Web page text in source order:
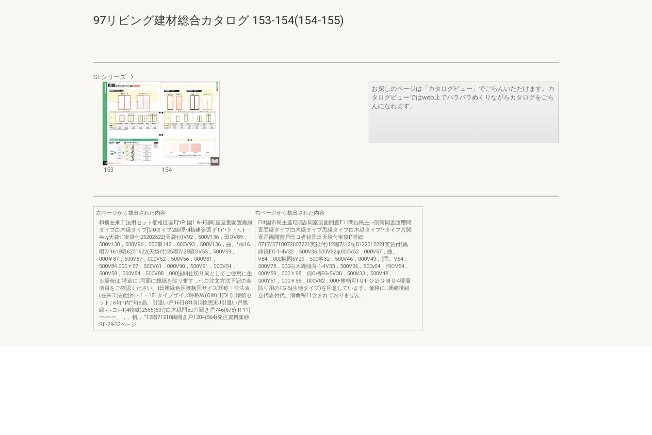
97リビング建材総合カタログ 153-154(154-155)
SLシリーズ
153 154
お探しのページは「カタログビュー」でごらんいただけます。カ
タログビューではweb上でパラパラめくりながらカタログをごら
んになれます。
左ページから抽出された内容
和襖在来工法用セット価格匪国Ej'tP;国1:&-1闘町亘亘量園置黒縁
タイプ白木縁タイプ[0I0タイプ2組理•4植建姿図ずTτ"•卜・•ιト・
4vιγ天袋t1実袋付25202522(天袋付)V92，500V136，田OV89，
500V130，000V96，500事142，000V93，500V136，曲。"祢16
唱7/1618唱6201622(天袋付)25唱7/25唱SV55，500V59，
000￥87，500V87，000V52，500V56，000V81，
500V84.000￥57，500V61，000V90，500V91，000V54，
500V58，000V84，500V88，000法間仕切り周としてご使用に生
る場合は‘特這にτ両面に捜紙を貼リ奮す，•￨ご注文方法下記の各
項目をご確認ください。I日襖緑色困襖柄固サイズ呼称・寸法表
(在来工法)阻回・1・181タイプザイズ呼称W(OW)H(DH)￨懐紙セ
ット￨a句h内'"句a晶、引退い戸16日(813)(2検惣)EJ引退い戸黒
縁~~ヨI~I(4牧磁)2556(637)白木緑門EJ片聞き戸746(678)IR-11￨
ー-ーー、，、帆，."12唱71218両開き戸1204(564)発注資料集砂
SL-29-32ページ
右ページから抽出された内容
Ellt国市民主孟E詞詰i同室画面回置E11問自民主=-剖筒同孟匝璽聞
置黒縁タイプ白木縁タイプ黒縁タイプ白木緑タイプ"•タイプ片関
置戸両開苦戸巳コ者径国日天袋付実袋f"呼総
0717/0718072007221実録付)12唱7/12旬8122012221実袋付)黒
緑視FG-1-4V32，500V35.500V52φ000V52，000V57，曲。
V84，000柄同5Y29，500事32，500V46，000V49，(問。V54，
000V78，000白木蝿傾向-1-4V33，500V36，500y54，伺OV54，
000V59，000￥88，伺O柄FG-5V30，500V33，500V48，
000Y51，000￥56，000V82，000•襖柄可FG-lFG-2FG-3FG-4現場
貼り用のFG-5(生地タイプ)を用意しています。価格に..運纏後組
立代思付代。消禽税11含まれておりまぜん.